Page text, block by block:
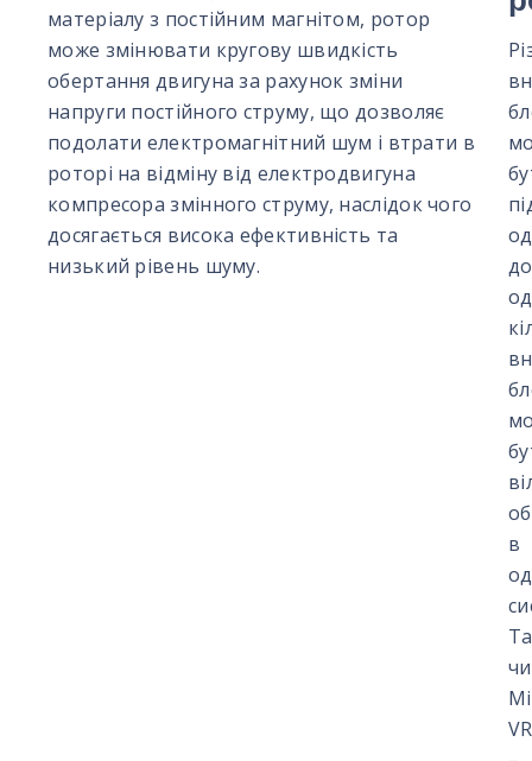
матеріалу з постійним магнітом, ротор
може змінювати кругову швидкість
обертання двигуна за рахунок зміни
напруги постійного струму, що дозволяє
подолати електромагнітний шум і втрати в
роторі на відміну від електродвигуна
компресора змінного струму, наслідок чого
досягається висока ефективність та
низький рівень шуму.
до
в